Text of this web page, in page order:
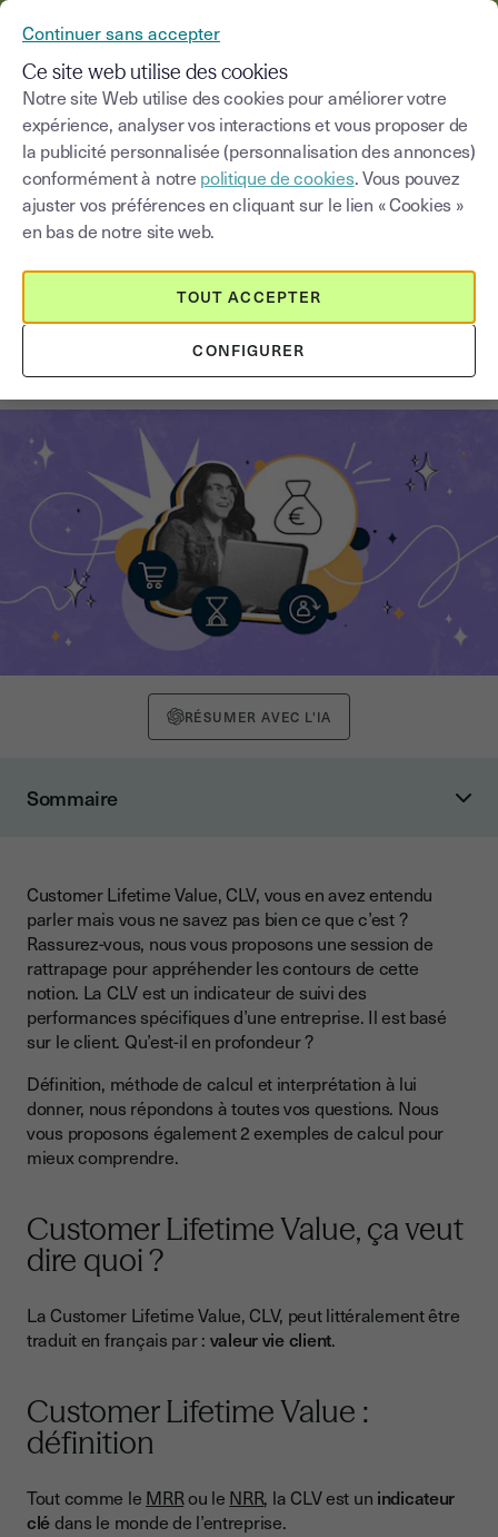
Blog
Choisir une catégorie Saisissez un terme
Customer Lifetime Value (CLV) :
qu'est-ce que c'est ?
RÉSUMER AVEC L'IA
Sommaire
Customer Lifetime Value (CLV), à quoi sert-elle ?
Qui peut utiliser la CLV ?
Pourquoi faut-il calculer la CLV ?
Comment calculer la Customer Lifetime Value ?
La formule de calcul de la CLV
Le panier moyen des achats
La fréquence moyenne d’achat
La durée de vie moyenne des clients
2 exemples pour calculer la Customer Lifetime Value
Une société vend des abonnements
Comment affiner le calcul ?
Calculer le coût de rétention des clients (CRC)
Calculer la CLV net
Customer Lifetime Value, ce qu’il faut retenir
Customer Lifetime Value, CLV, vous en avez entendu
parler mais vous ne savez pas bien ce que c’est ?
Rassurez-vous, nous vous proposons une session de
rattrapage pour appréhender les contours de cette
notion. La CLV est un indicateur de suivi des
performances spécifiques d’une entreprise. Il est basé
sur le client. Qu’est-il en profondeur ?
Définition, méthode de calcul et interprétation à lui
donner, nous répondons à toutes vos questions. Nous
vous proposons également 2 exemples de calcul pour
mieux comprendre.
Customer Lifetime Value, ça veut
dire quoi ?
La Customer Lifetime Value, CLV, peut littéralement être
traduit en français par : valeur vie client.
Customer Lifetime Value :
définition
Tout comme le MRRou le NRR, la CLV est un indicateur
clédans le monde de l’entreprise.
Continuer sans accepter
Ce site web utilise des cookies
Notre site Web utilise des cookies pour améliorer votre
expérience, analyser vos interactions et vous proposer de
la publicité personnalisée (personnalisation des annonces)
conformément à notre politique de cookies. Vous pouvez
ajuster vos préférences en cliquant sur le lien « Cookies »
en bas de notre site web.
CONFIGURER
TOUT ACCEPTER